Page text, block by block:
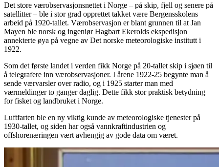
Det store værobservasjonsnettet i Norge – på skip, fjell og senere på
satellitter – ble i stor grad opprettet takket være Bergensskolens
arbeid på 1920-tallet. Værobservasjon er blant grunnen til at Jan
Mayen ble norsk og ingeniør Hagbart Ekerolds ekspedisjon
annekterte øya på vegne av Det norske meteorologiske institutt i
1922.
Som det første landet i verden fikk Norge på 20-tallet skip i sjøen til
å telegrafere inn værobservasjoner. I årene 1922-25 begynte man å
sende værvarsler over radio, og i 1925 starter man med
værmeldinger to ganger daglig. Dette fikk stor praktisk betydning
for fisket og landbruket i Norge.
Luftfarten ble en ny viktig kunde av meteorologiske tjenester på
1930-tallet, og siden har også vannkraftindustrien og
offshorenæringen vært avhengig av gode data om været.